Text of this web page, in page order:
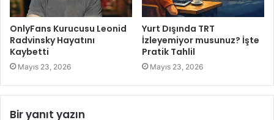
OnlyFans Kurucusu Leonid
Radvinsky Hayatını
Kaybetti
Mayıs 23, 2026
Yurt Dışında TRT
İzleyemiyor musunuz? İşte
Pratik Tahlil
Mayıs 23, 2026
Bir yanıt yazın